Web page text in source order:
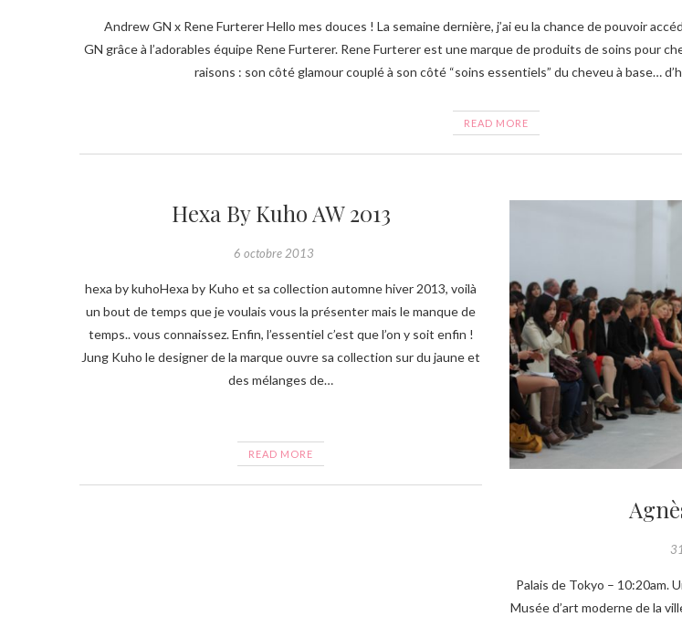
Andrew GN x Rene Furterer Hello mes douces ! La semaine dernière, j’ai eu la chance de pouvoir accéder aux backstages du défilé Andrew
GN grâce à l’adorables équipe Rene Furterer. Rene Furterer est une marque de produits de soins pour
raisons : son côté glamour couplé à son côté “soins essentiels” du cheveu à base…
READ MORE
Hexa By Kuho AW 2013
6 octobre 2013
hexa by kuhoHexa by Kuho et sa collection automne hiver 2013, voilà
un bout de temps que je voulais vous la présenter mais le manque de
temps.. vous connaissez. Enfin, l’essentiel c’est que l’on y soit enfin !
Jung Kuho le designer de la marque ouvre sa collection sur du jaune et
des mélanges de…
READ MORE
Palais de Tokyo – 10:20am.
Musée d’art moderne de la